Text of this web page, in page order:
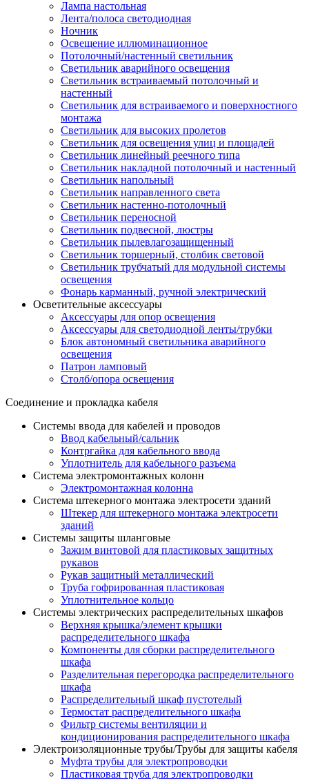
Лампа настольная
Лента/полоса светодиодная
Ночник
Освещение иллюминационное
Потолочный/настенный светильник
Светильник аварийного освещения
Светильник встраиваемый потолочный и
настенный
Светильник для встраиваемого и поверхностного
монтажа
Светильник для высоких пролетов
Светильник для освещения улиц и площадей
Светильник линейный реечного типа
Светильник накладной потолочный и настенный
Светильник напольный
Светильник направленного света
Светильник настенно-потолочный
Светильник переносной
Светильник подвесной, люстры
Светильник пылевлагозащищенный
Светильник торшерный, столбик световой
Светильник трубчатый для модульной системы
освещения
Фонарь карманный, ручной электрический
Осветительные аксессуары
Аксессуары для опор освещения
Аксессуары для светодиодной ленты/трубки
Блок автономный светильника аварийного
освещения
Патрон ламповый
Столб/опора освещения
Соединение и прокладка кабеля
Системы ввода для кабелей и проводов
Ввод кабельный/сальник
Контргайка для кабельного ввода
Уплотнитель для кабельного разъема
Система электромонтажных колонн
Электромонтажная колонна
Система штекерного монтажа электросети зданий
Штекер для штекерного монтажа электросети
зданий
Системы защиты шланговые
Зажим винтовой для пластиковых защитных
рукавов
Рукав защитный металлический
Труба гофрированная пластиковая
Уплотнительное кольцо
Системы электрических распределительных шкафов
Верхняя крышка/элемент крышки
распределительного шкафа
Компоненты для сборки распределительного
шкафа
Разделительная перегородка распределительного
шкафа
Распределительный шкаф пустотелый
Термостат распределительного шкафа
Фильтр системы вентиляции и
кондиционирования распределительного шкафа
Электроизоляционные трубы/Трубы для защиты кабеля
Муфта трубы для электропроводки
Пластиковая труба для электропроводки